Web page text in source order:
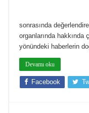
sonrasında
organlarında
yönündeki haberlerin
Devamı oku
Facebook